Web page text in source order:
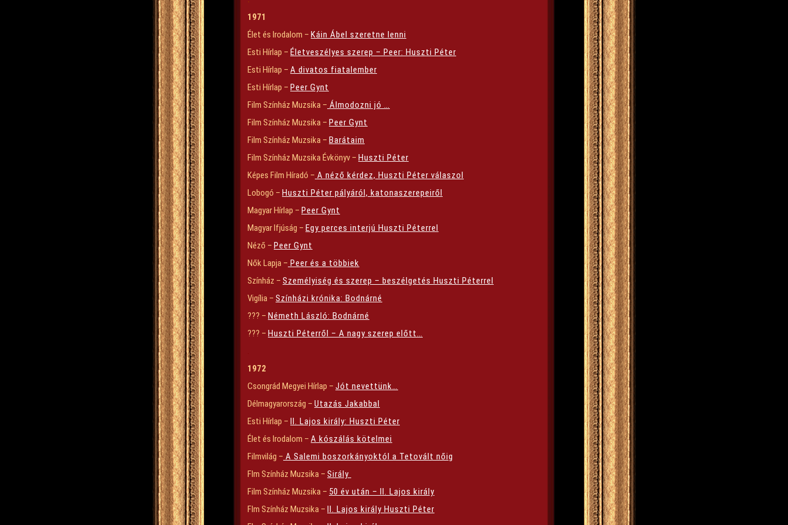
1971
Élet és Irodalom – Káin Ábel szeretne lenni
Esti Hírlap – Életveszélyes szerep – Peer: Huszti Péter
Esti Hírlap – A divatos fiatalember
Esti Hírlap – Peer Gynt
Film Színház Muzsika – Álmodozni jó …
Film Színház Muzsika – Peer Gynt
Film Színház Muzsika – Barátaim
Film Színház Muzsika Évkönyv – Huszti Péter
Képes Film Híradó – A néző kérdez, Huszti Péter válaszol
Lobogó – Huszti Péter pályáról, katonaszerepeiről
Magyar Hírlap – Peer Gynt
Magyar Ifjúság – Egy perces interjú Huszti Péterrel
Néző – Peer Gynt
Nők Lapja – Peer és a többiek
Színház – Személyiség és szerep – beszélgetés Huszti Péterrel
Vigília – Színházi krónika: Bodnárné
??? – Németh László: Bodnárné
??? – Huszti Péterről – A nagy szerep előtt…
1972
Csongrád Megyei Hírlap – Jót nevettünk…
Délmagyarország – Utazás Jakabbal
Esti Hírlap – II. Lajos király: Huszti Péter
Élet és Irodalom – A kószálás kötelmei
Filmvilág – A Salemi boszorkányoktól a Tetovált nőig
Flm Színház Muzsika – Sirály
Film Színház Muzsika – 50 év után – II. Lajos király
Flm Színház Muzsika – II. Lajos király Huszti Péter